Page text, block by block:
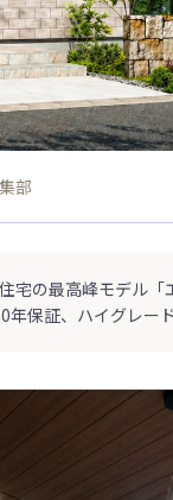
部
宅の最高峰モデル
保証、ハイグレー